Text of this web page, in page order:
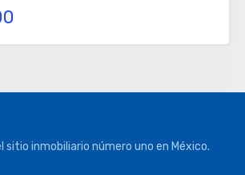
sitio inmobiliario número uno en México.